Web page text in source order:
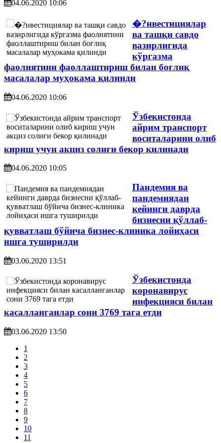
04.06.2020 10:06
�?нвестициялар
ва ташқи савдо
вазирлигида
кўргазма
фаолиятини фаоллаштириш билан боғлиқ
масалалар муҳокама қилинди
04.06.2020 10:06
Ўзбекистонда
айрим транспорт
воситаларини олиб
кириш учун акциз солиғи бекор қилинади
04.06.2020 10:05
Пандемия ва
пандемиядан
кейинги даврда
бизнесни қўллаб-
қувватлаш бўйича бизнес-клиника лойиҳаси
ишга туширилди
03.06.2020 13:51
Ўзбекистонда
коронавирус
инфекцияси билан
касалланганлар сони 3769 тага етди
03.06.2020 13:50
1
2
3
4
5
6
7
8
9
10
11